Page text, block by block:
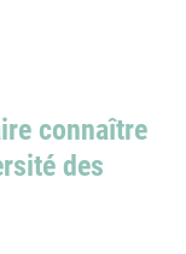
connaître
des